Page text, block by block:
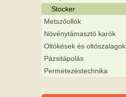
Stocker
Metszőollók
Növénytámasztó karók
Oltókések és oltószalagok
Pázsitápolás
Permetezéstechnika